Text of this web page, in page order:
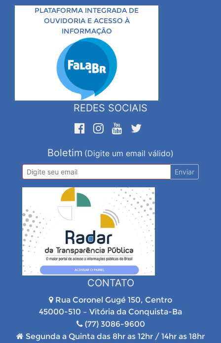
PLATAFORMA INTEGRADA DE
OUVIDORIA E ACESSO À
INFORMAÇÃO
REDES SOCIAIS
Boletim (Digite um email válido)
Enviar
CONTATO
Rua Coronel Gugé 150, Centro
45000-510 – Vitória da Conquista-Ba
(77) 3086-9600
Segunda a Quinta das 8hr as 12hr / 14hr as 18hr